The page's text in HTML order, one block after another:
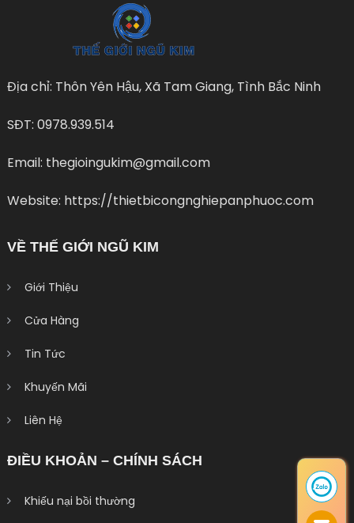
Địa chỉ: Thôn Yên Hậu, Xã Tam Giang, Tình Bắc Ninh
SĐT: 0978.939.514
Email: thegioingukim@gmail.com
Website: https://thietbicongnghiepanphuoc.com
VỀ THẾ GIỚI NGŨ KIM
Giới Thiệu
Cửa Hàng
Tin Tức
Khuyến Mãi
Liên Hệ
ĐIỀU KHOẢN – CHÍNH SÁCH
Khiếu nại bồi thường